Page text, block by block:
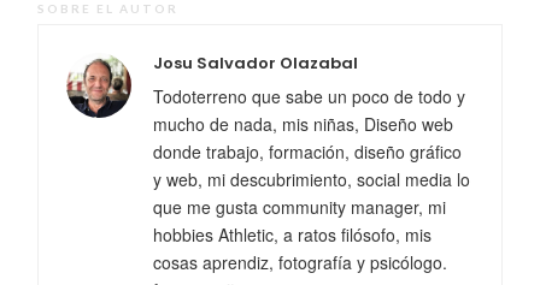
SOBRE EL AUTOR
Josu Salvador Olazabal
Todoterreno que sabe un poco de todo y
mucho de nada, mis niñas, Diseño web
donde trabajo, formación, diseño gráfico
y web, mi descubrimiento, social media lo
que me gusta community manager, mi
hobbies Athletic, a ratos filósofo, mis
cosas aprendiz, fotografía y psicólogo.